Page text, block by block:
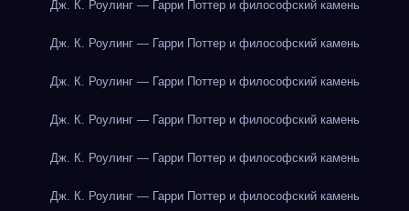
Дж. К. Роулинг — Гарри Поттер и философский камень
Дж. К. Роулинг — Гарри Поттер и философский камень
Дж. К. Роулинг — Гарри Поттер и философский камень
Дж. К. Роулинг — Гарри Поттер и философский камень
Дж. К. Роулинг — Гарри Поттер и философский камень
Дж. К. Роулинг — Гарри Поттер и философский камень